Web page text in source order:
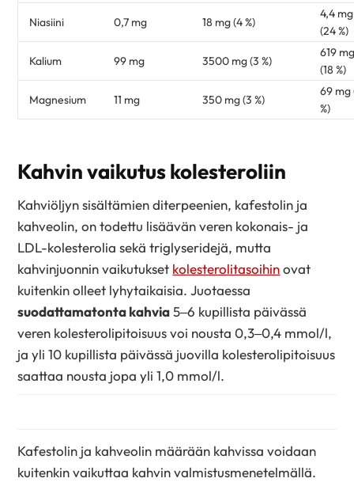
Niasiini 0,7 mg 18 mg (4 %)
4,4 mg
(24 %)
Kalium 99 mg 3500 mg (3 %)
619 mg
(18 %)
Magnesium 11 mg 350 mg (3 %)
69 mg
%)
Kahvin vaikutus kolesteroliin
Kahviöljyn sisältämien diterpeenien, kafestolin ja
kahveolin, on todettu lisäävän veren kokonais- ja
LDL-kolesterolia sekä triglyseridejä, mutta
kahvinjuonnin vaikutukset kolesterolitasoihinovat
kuitenkin olleet lyhytaikaisia. Juotaessa
suodattamatonta kahvia5–6 kupillista päivässä
veren kolesterolipitoisuus voi nousta 0,3–0,4 mmol/l,
ja yli 10 kupillista päivässä juovilla kolesterolipitoisuus
saattaa nousta jopa yli 1,0 mmol/l.
Kafestolin ja kahveolin määrään kahvissa voidaan
kuitenkin vaikuttaa kahvin valmistusmenetelmällä.